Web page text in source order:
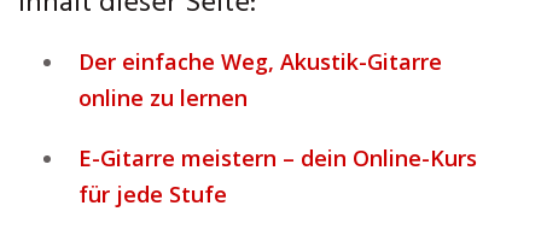
Der einfache Weg, Akustik-Gitarre
online zu lernen
E-Gitarre meistern – dein Online-Kurs
für jede Stufe